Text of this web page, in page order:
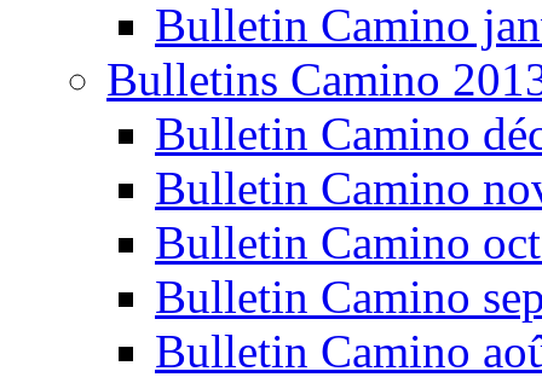
Bulletin Camino
Bulletins Camino
Bulletin Camino
Bulletin Camino
Bulletin Camino
Bulletin Camino
Bulletin Camino